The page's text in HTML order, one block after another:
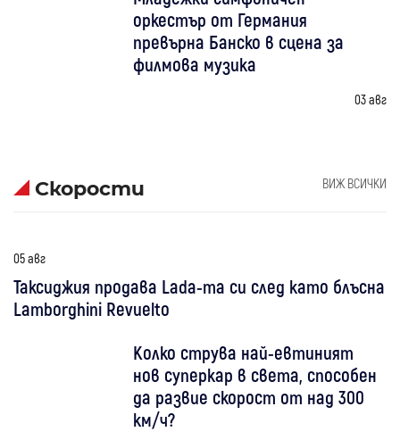
оркестър от Германия
превърна Банско в сцена за
филмова музика
03 авг
Скорости ВИЖ ВСИЧКИ
05 авг
Таксиджия продава Lada-та си след като блъсна
Lamborghini Revuelto
Колко струва най-евтиният
нов суперкар в света, способен
да развие скорост от над 300
км/ч?